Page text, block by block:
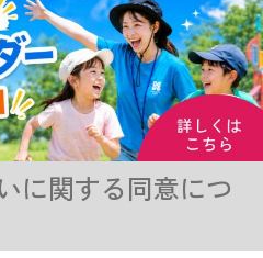
に関する同意につ